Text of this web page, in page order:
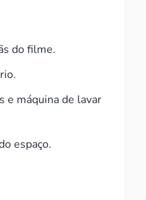
do filme.
e máquina de lavar
espaço.